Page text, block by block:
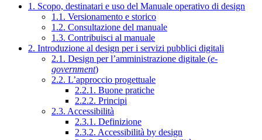
1. Scopo, destinatari e uso del Manuale operativo di design
1.1. Versionamento e storico
1.2. Consultazione del manuale
1.3. Contribuisci al manuale
2. Introduzione al design per i servizi pubblici digitali
2.1. Design per l’amministrazione digitale (e-
government)
2.2. L’approccio progettuale
2.2.1. Buone pratiche
2.2.2. Principi
2.3. Accessibilità
2.3.1. Definizione
2.3.2. Accessibilità by design